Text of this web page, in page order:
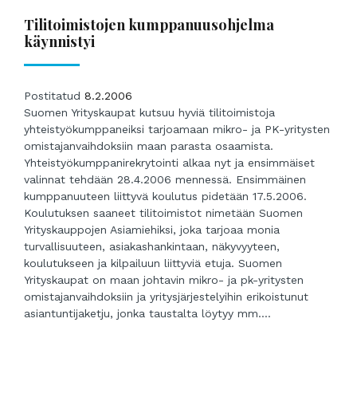
Tilitoimistojen kumppanuusohjelma
käynnistyi
Postitatud 8.2.2006
Suomen Yrityskaupat kutsuu hyviä tilitoimistoja
yhteistyökumppaneiksi tarjoamaan mikro- ja PK-yritysten
omistajanvaihdoksiin maan parasta osaamista.
Yhteistyökumppanirekrytointi alkaa nyt ja ensimmäiset
valinnat tehdään 28.4.2006 mennessä. Ensimmäinen
kumppanuuteen liittyvä koulutus pidetään 17.5.2006.
Koulutuksen saaneet tilitoimistot nimetään Suomen
Yrityskauppojen Asiamiehiksi, joka tarjoaa monia
turvallisuuteen, asiakashankintaan, näkyvyyteen,
koulutukseen ja kilpailuun liittyviä etuja. Suomen
Yrityskaupat on maan johtavin mikro- ja pk-yritysten
omistajanvaihdoksiin ja yritysjärjestelyihin erikoistunut
asiantuntijaketju, jonka taustalta löytyy mm....